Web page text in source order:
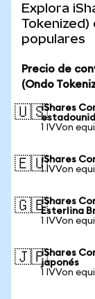
Explora
populares
Precio de
(Ondo
🇺🇸iShares
1 IVVon
🇪🇺iShares
1 IVVon
🇬🇧iShares
Esterlina
1 IVVon
🇯🇵iShares
japonés
1 IVVon